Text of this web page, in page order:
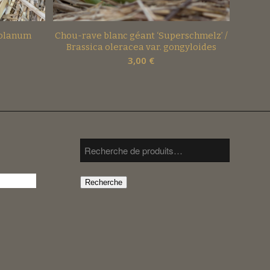
Chou-rave blanc géant ‘Superschmelz’ /
Brassica oleracea var. gongyloides
3,00 €
Recherche